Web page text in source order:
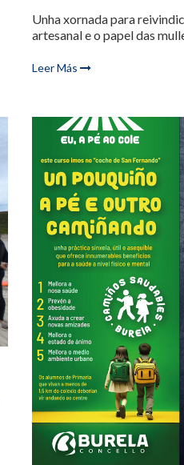
Unha xornada para
artesanal e o papel das
Leer Más